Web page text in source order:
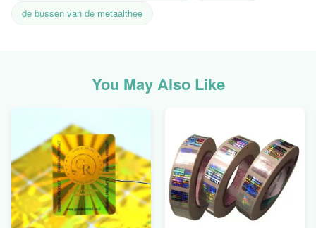
de bussen van de metaalthee
You May Also Like